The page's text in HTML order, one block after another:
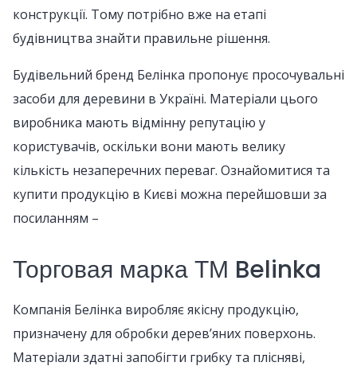
конструкції. Тому потрібно вже на етапі
будівництва знайти правильне рішення.
Будівельний бренд Белінка пропонує просочувальні
засоби для деревини в Україні. Матеріали цього
виробника мають відмінну репутацію у
користувачів, оскільки вони мають велику
кількість незаперечних переваг. Ознайомитися та
купити продукцію в Києві можна перейшовши за
посиланням –
Торговая марка ТМ Belinka
Компанія Белінка виробляє якісну продукцію,
призначену для обробки дерев’яних поверхонь.
Матеріали здатні запобігти грибку та плісняві,